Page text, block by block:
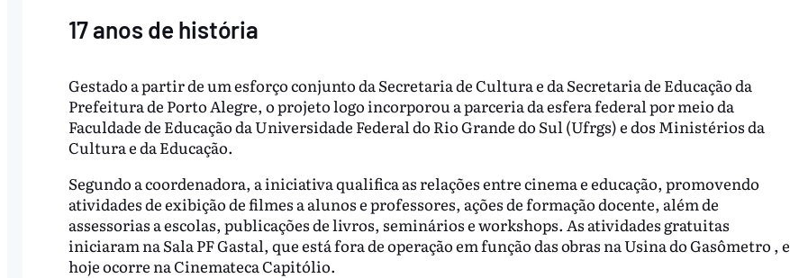
17 anos de história
Gestado a partir de um esforço conjunto da Secretaria de Cultura e da Secretaria de Educação da
Prefeitura de Porto Alegre, o projeto logo incorporou a parceria da esfera federal por meio da
Faculdade de Educação da Universidade Federal do Rio Grande do Sul (Ufrgs) e dos Ministérios da
Cultura e da Educação.
Segundo a coordenadora, a iniciativa qualifica as relações entre cinema e educação, promovendo
atividades de exibição de filmes a alunos e professores, ações de formação docente, além de
assessorias a escolas, publicações de livros, seminários e workshops. As atividades gratuitas
iniciaram na Sala PF Gastal, que está fora de operação em função das obras na Usina do Gasômetro , e
hoje ocorre na Cinemateca Capitólio.